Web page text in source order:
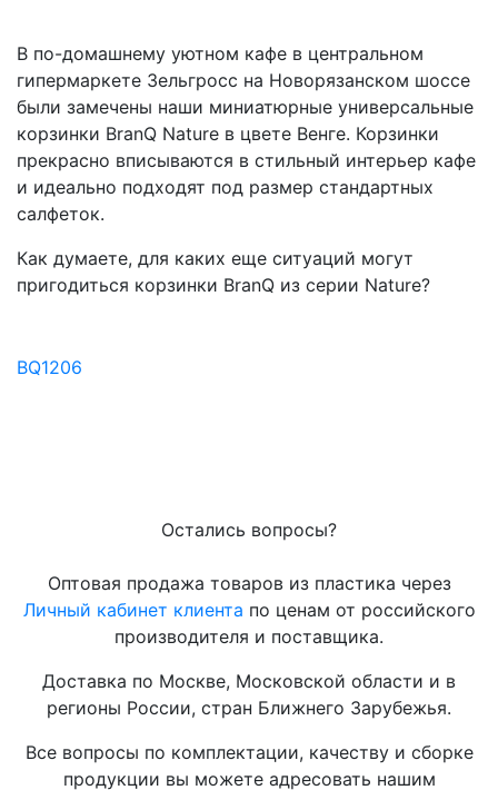
В по-домашнему уютном кафе в центральном
гипермаркете Зельгросс на Новорязанском шоссе
были замечены наши миниатюрные универсальные
корзинки BranQ Nature в цвете Венге. Корзинки
прекрасно вписываются в стильный интерьер кафе
и идеально подходят под размер стандартных
салфеток.
Как думаете, для каких еще ситуаций могут
пригодиться корзинки BranQ из серии Nature?
BQ1206
Остались вопросы?
Оптовая продажа товаров из пластика через
Личный кабинет клиента по ценам от российского
производителя и поставщика.
Доставка по Москве, Московской области и в
регионы России, стран Ближнего Зарубежья.
Все вопросы по комплектации, качеству и сборке
продукции вы можете адресовать нашим